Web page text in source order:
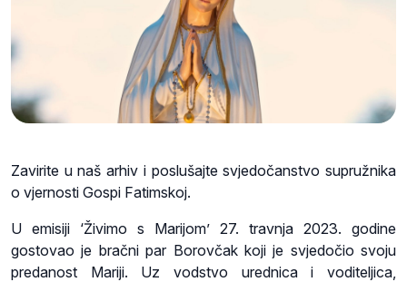
Zavirite u naš arhiv i poslušajte svjedočanstvo supružnika
o vjernosti Gospi Fatimskoj.
U emisiji ‘Živimo s Marijom’ 27. travnja 2023. godine
gostovao je bračni par Borovčak koji je svjedočio svoju
predanost Mariji. Uz vodstvo urednica i voditeljica,